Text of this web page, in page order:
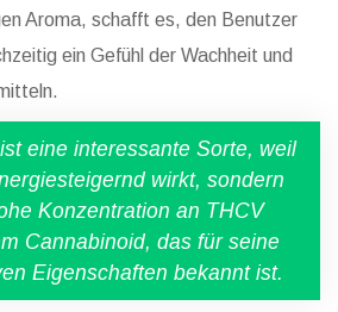
Aroma, schafft es, den Benutzer
ein Gefühl der Wachheit und
eine interessante Sorte, weil
wirkt, sondern
Konzentration an THCV
Cannabinoid, das für seine
Eigenschaften bekannt ist.